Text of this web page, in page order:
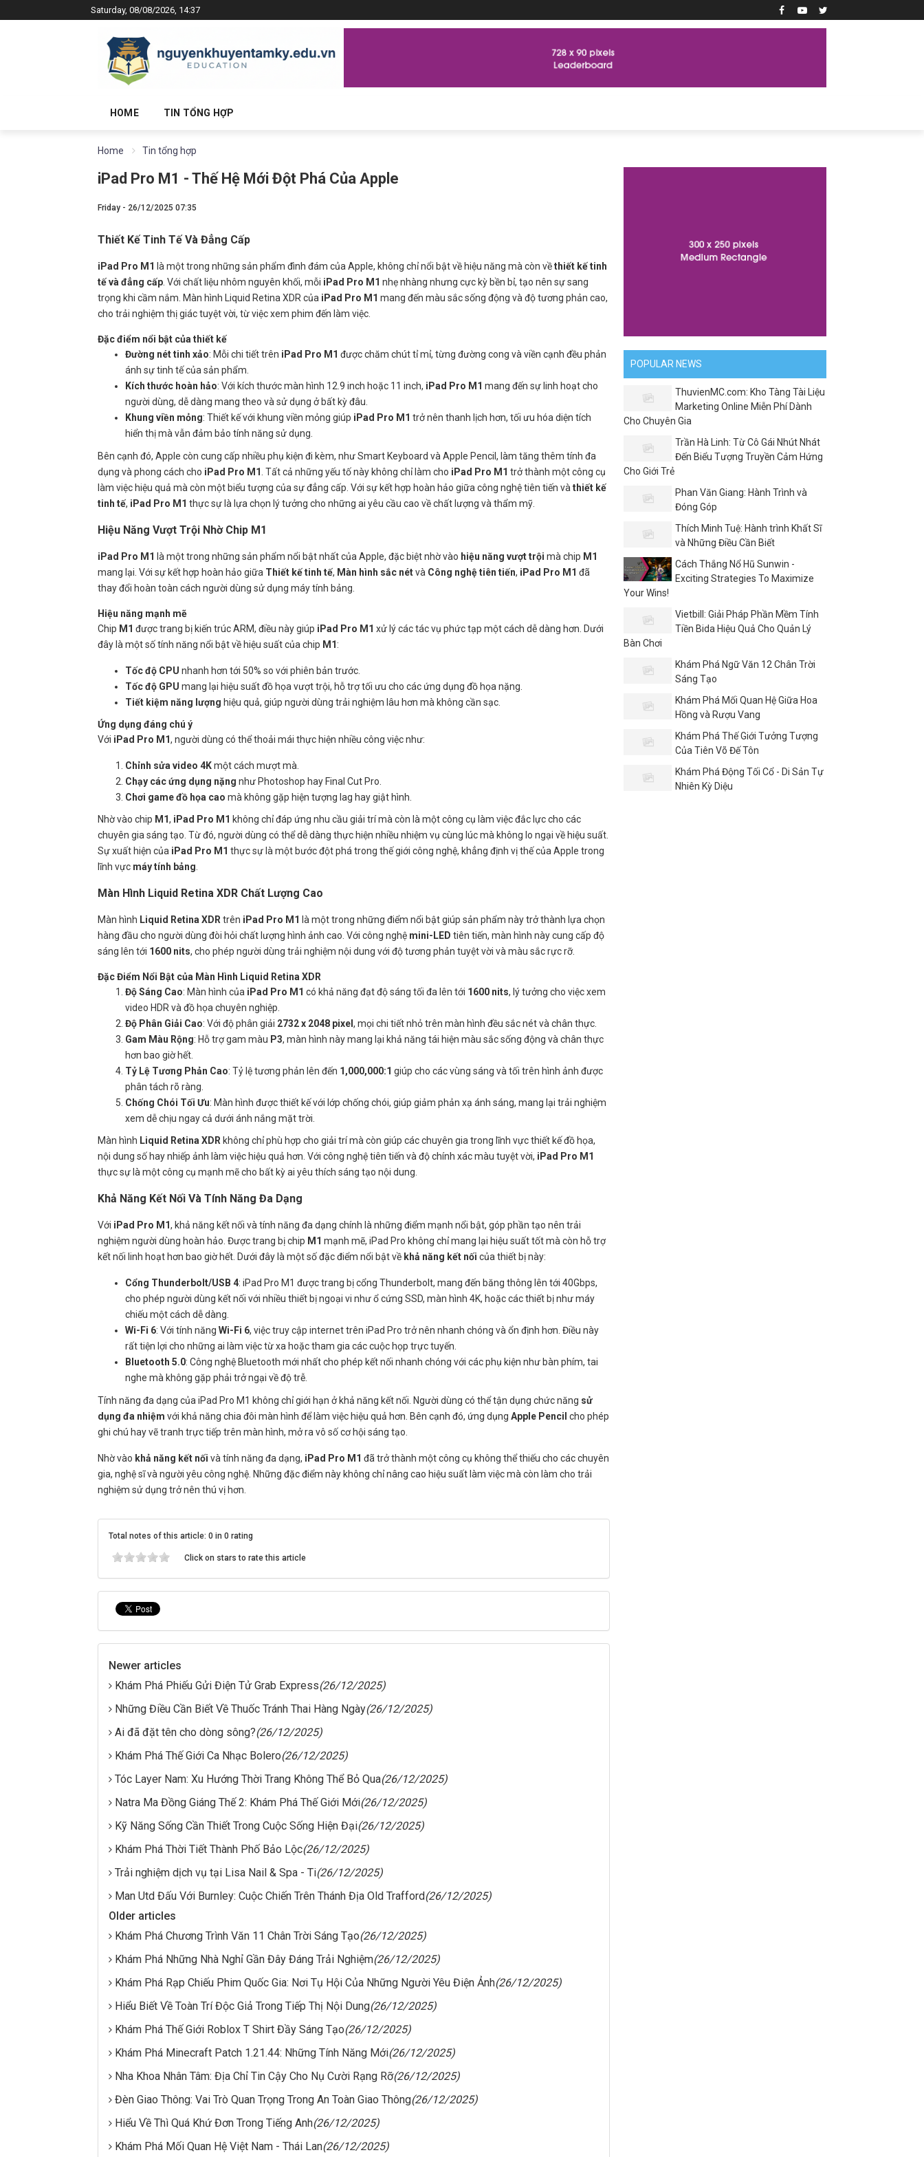
Saturday, 08/08/2026, 14:37
HOME TIN TỔNG HỢP
Home Tin tổng hợp
iPad Pro M1 - Thế Hệ Mới Đột Phá Của Apple
Friday - 26/12/2025 07:35
Thiết Kế Tinh Tế Và Đẳng Cấp
iPad Pro M1 là một trong những sản phẩm đình đám của Apple, không chỉ nổi bật về hiệu năng mà còn vềthiết kế tinh
tế và đẳng cấp . Với chất liệu nhôm nguyên khối, mỗi iPad Pro M1 nhẹ nhàng nhưng cực kỳ bền bỉ, tạo nên sự sang
trọng khi cầm nắm. Màn hình Liquid Retina XDR của iPad Pro M1 mang đến màu sắc sống động và độ tương phản cao,
cho trải nghiệm thị giác tuyệt vời, từ việc xem phim đến làm việc.
Đặc điểm nổi bật của thiết kế
Đường nét tinh xảo: Mỗi chi tiết trên iPad Pro M1 được chăm chút tỉ mỉ, từng đường cong và viền cạnh đều phản
ánh sự tinh tế của sản phẩm.
Kích thước hoàn hảo: Với kích thước màn hình 12.9 inch hoặc 11 inch, iPad Pro M1 mang đến sự linh hoạt cho
người dùng, dễ dàng mang theo và sử dụng ở bất kỳ đâu.
Khung viền mỏng: Thiết kế với khung viền mỏng giúp iPad Pro M1 trở nên thanh lịch hơn, tối ưu hóa diện tích
hiển thị mà vẫn đảm bảo tính năng sử dụng.
Bên cạnh đó, Apple còn cung cấp nhiều phụ kiện đi kèm, như Smart Keyboard và Apple Pencil, làm tăng thêm tính đa
dụng và phong cách cho iPad Pro M1 . Tất cả những yếu tố này không chỉ làm cho iPad Pro M1 trở thành một công cụ
làm việc hiệu quả mà còn một biểu tượng của sự đẳng cấp. Với sự kết hợp hoàn hảo giữa công nghệ tiên tiến và thiết kế
tinh tế, iPad Pro M1 thực sự là lựa chọn lý tưởng cho những ai yêu cầu cao về chất lượng và thẩm mỹ.
Hiệu Năng Vượt Trội Nhờ Chip M1
iPad Pro M1 là một trong những sản phẩm nổi bật nhất của Apple, đặc biệt nhờ vào hiệu năng vượt trội mà chip M1
mang lại. Với sự kết hợp hoàn hảo giữa Thiết kế tinh tế, Màn hình sắc nétvà Công nghệ tiên tiến, iPad Pro M1 đã
thay đổi hoàn toàn cách người dùng sử dụng máy tính bảng.
Hiệu năng mạnh mẽ
Chip M1 được trang bị kiến trúc ARM, điều này giúp iPad Pro M1 xử lý các tác vụ phức tạp một cách dễ dàng hơn. Dưới
đây là một số tính năng nổi bật về hiệu suất của chip M1 :
Tốc độ CPU nhanh hơn tới 50% so với phiên bản trước.
Tốc độ GPU mang lại hiệu suất đồ họa vượt trội, hỗ trợ tối ưu cho các ứng dụng đồ họa nặng.
Tiết kiệm năng lượng hiệu quả, giúp người dùng trải nghiệm lâu hơn mà không cần sạc.
Ứng dụng đáng chú ý
Với iPad Pro M1, người dùng có thể thoải mái thực hiện nhiều công việc như:
Chỉnh sửa video 4Kmột cách mượt mà.
Chạy các ứng dụng nặng như Photoshop hay Final Cut Pro.
Chơi game đồ họa cao mà không gặp hiện tượng lag hay giật hình.
Nhờ vào chip M1, iPad Pro M1 không chỉ đáp ứng nhu cầu giải trí mà còn là một công cụ làm việc đắc lực cho các
chuyên gia sáng tạo. Từ đó, người dùng có thể dễ dàng thực hiện nhiều nhiệm vụ cùng lúc mà không lo ngại về hiệu suất.
Sự xuất hiện của iPad Pro M1 thực sự là một bước đột phá trong thế giới công nghệ, khẳng định vị thế của Apple trong
lĩnh vực máy tính bảng
Màn Hình Liquid Retina XDR Chất Lượng Cao
Màn hình Liquid Retina XDR trên iPad Pro M1 là một trong những điểm nổi bật giúp sản phẩm này trở thành lựa chọn
hàng đầu cho người dùng đòi hỏi chất lượng hình ảnh cao. Với công nghệ mini-LED tiên tiến, màn hình này cung cấp độ
sáng lên tới 1600 nits, cho phép người dùng trải nghiệm nội dung với độ tương phản tuyệt vời và màu sắc rực rỡ.
Đặc Điểm Nổi Bật của Màn Hình Liquid Retina XDR
Độ Sáng Cao: Màn hình của iPad Pro M1 có khả năng đạt độ sáng tối đa lên tới 1600 nits, lý tưởng cho việc xem
video HDR và đồ họa chuyên nghiệp.
Độ Phân Giải Cao: Với độ phân giải 2732 x 2048 pixel , mọi chi tiết nhỏ trên màn hình đều sắc nét và chân thực.
Gam Màu Rộng: Hỗ trợ gam màu P3, màn hình này mang lại khả năng tái hiện màu sắc sống động và chân thực
hơn bao giờ hết.
Tỷ Lệ Tương Phản Cao: Tỷ lệ tương phản lên đến 1,000,000:1 giúp cho các vùng sáng và tối trên hình ảnh được
phân tách rõ ràng.
Chống Chói Tối Ưu: Màn hình được thiết kế với lớp chống chói, giúp giảm phản xạ ánh sáng, mang lại trải nghiệm
xem dễ chịu ngay cả dưới ánh nắng mặt trời.
Màn hình Liquid Retina XDR không chỉ phù hợp cho giải trí mà còn giúp các chuyên gia trong lĩnh vực thiết kế đồ họa,
nội dung số hay nhiếp ảnh làm việc hiệu quả hơn. Với công nghệ tiên tiến và độ chính xác màu tuyệt vời, iPad Pro M1
thực sự là một công cụ mạnh mẽ cho bất kỳ ai yêu thích sáng tạo nội dung.
Khả Năng Kết Nối Và Tính Năng Đa Dạng
Với iPad Pro M1, khả năng kết nối và tính năng đa dạng chính là những điểm mạnh nổi bật, góp phần tạo nên trải
nghiệm người dùng hoàn hảo. Được trang bị chip M1 mạnh mẽ, iPad Pro không chỉ mang lại hiệu suất tốt mà còn hỗ trợ
kết nối linh hoạt hơn bao giờ hết. Dưới đây là một số đặc điểm nổi bật về khả năng kết nối của thiết bị này:
Cổng Thunderbolt/USB 4: iPad Pro M1 được trang bị cổng Thunderbolt, mang đến băng thông lên tới 40Gbps,
cho phép người dùng kết nối với nhiều thiết bị ngoại vi như ổ cứng SSD, màn hình 4K, hoặc các thiết bị như máy
chiếu một cách dễ dàng.
Wi-Fi 6: Với tính năng Wi-Fi 6, việc truy cập internet trên iPad Pro trở nên nhanh chóng và ổn định hơn. Điều này
rất tiện lợi cho những ai làm việc từ xa hoặc tham gia các cuộc họp trực tuyến.
Bluetooth 5.0: Công nghệ Bluetooth mới nhất cho phép kết nối nhanh chóng với các phụ kiện như bàn phím, tai
nghe mà không gặp phải trở ngại về độ trễ.
Tính năng đa dạng của iPad Pro M1 không chỉ giới hạn ở khả năng kết nối. Người dùng có thể tận dụng chức năng sử
dụng đa nhiệm với khả năng chia đôi màn hình để làm việc hiệu quả hơn. Bên cạnh đó, ứng dụng Apple Pencil cho phép
ghi chú hay vẽ tranh trực tiếp trên màn hình, mở ra vô số cơ hội sáng tạo.
Nhờ vào khả năng kết nối và tính năng đa dạng, iPad Pro M1 đã trở thành một công cụ không thể thiếu cho các chuyên
gia, nghệ sĩ và người yêu công nghệ. Những đặc điểm này không chỉ nâng cao hiệu suất làm việc mà còn làm cho trải
nghiệm sử dụng trở nên thú vị hơn.
Total notes of this article: 0 in 0 rating
Click on stars to rate this article
Newer articles
Khám Phá Phiếu Gửi Điện Tử Grab Express(26/12/2025)
Những Điều Cần Biết Về Thuốc Tránh Thai Hàng Ngày(26/12/2025)
Ai đã đặt tên cho dòng sông?(26/12/2025)
Khám Phá Thế Giới Ca Nhạc Bolero(26/12/2025)
Tóc Layer Nam: Xu Hướng Thời Trang Không Thể Bỏ Qua(26/12/2025)
Natra Ma Đồng Giáng Thế 2: Khám Phá Thế Giới Mới(26/12/2025)
Kỹ Năng Sống Cần Thiết Trong Cuộc Sống Hiện Đại(26/12/2025)
Khám Phá Thời Tiết Thành Phố Bảo Lộc(26/12/2025)
Trải nghiệm dịch vụ tại Lisa Nail & Spa - Ti(26/12/2025)
Man Utd Đấu Với Burnley: Cuộc Chiến Trên Thánh Địa Old Trafford(26/12/2025)
Older articles
Khám Phá Chương Trình Văn 11 Chân Trời Sáng Tạo(26/12/2025)
Khám Phá Những Nhà Nghỉ Gần Đây Đáng Trải Nghiệm(26/12/2025)
Khám Phá Rạp Chiếu Phim Quốc Gia: Nơi Tụ Hội Của Những Người Yêu Điện Ảnh(26/12/2025)
Hiểu Biết Về Toàn Trí Độc Giả Trong Tiếp Thị Nội Dung(26/12/2025)
Khám Phá Thế Giới Roblox T Shirt Đầy Sáng Tạo(26/12/2025)
Khám Phá Minecraft Patch 1.21.44: Những Tính Năng Mới(26/12/2025)
Nha Khoa Nhân Tâm: Địa Chỉ Tin Cậy Cho Nụ Cười Rạng Rỡ(26/12/2025)
Đèn Giao Thông: Vai Trò Quan Trọng Trong An Toàn Giao Thông(26/12/2025)
Hiểu Về Thì Quá Khứ Đơn Trong Tiếng Anh(26/12/2025)
Khám Phá Mối Quan Hệ Việt Nam - Thái Lan(26/12/2025)
POPULAR NEWS
ThuvienMC.com: Kho Tàng Tài Liệu
Marketing Online Miễn Phí Dành
Cho Chuyên Gia
Trần Hà Linh: Từ Cô Gái Nhút Nhát
Đến Biểu Tượng Truyền Cảm Hứng
Cho Giới Trẻ
Phan Văn Giang: Hành Trình và
Đóng Góp
Thích Minh Tuệ: Hành trình Khất Sĩ
và Những Điều Cần Biết
Cách Thắng Nổ Hũ Sunwin -
Exciting Strategies To Maximize
Your Wins!
Vietbill: Giải Pháp Phần Mềm Tính
Tiền Bida Hiệu Quả Cho Quản Lý
Bàn Chơi
Khám Phá Ngữ Văn 12 Chân Trời
Sáng Tạo
Khám Phá Mối Quan Hệ Giữa Hoa
Hồng và Rượu Vang
Khám Phá Thế Giới Tưởng Tượng
Của Tiên Võ Đế Tôn
Khám Phá Động Tối Cổ - Di Sản Tự
Nhiên Kỳ Diệu